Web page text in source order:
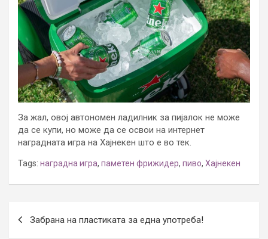
За жал, овој автономен ладилник за пијалок не може
да се купи, но може да се освои на интернет
наградната игра на Хајнекен што е во тек.
Tags: наградна игра, паметен фрижидер, пиво, Хајнекен
navigation
Забрана на пластиката за една употреба!